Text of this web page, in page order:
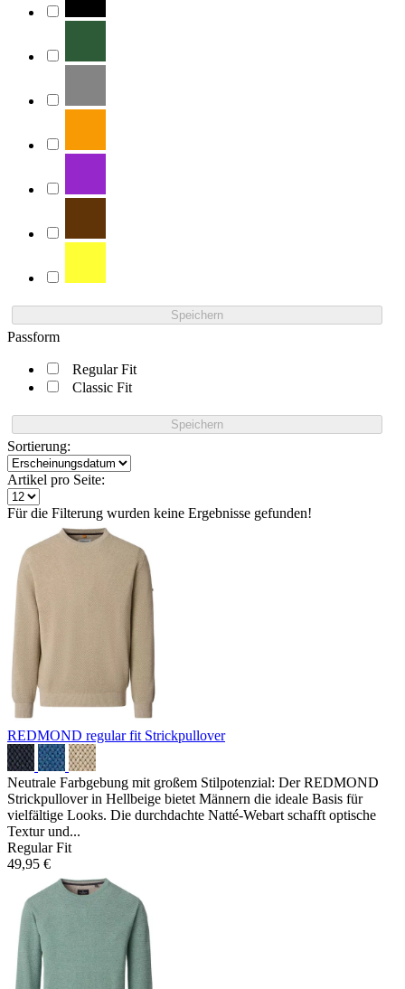
Speichern
Passform
Regular Fit
Classic Fit
Speichern
Sortierung:
Artikel pro Seite:
Für die Filterung wurden keine Ergebnisse gefunden!
REDMOND regular fit Strickpullover
Neutrale Farbgebung mit großem Stilpotenzial: Der REDMOND
Strickpullover in Hellbeige bietet Männern die ideale Basis für
vielfältige Looks. Die durchdachte Natté-Webart schafft optische
Textur und...
Regular Fit
49,95 €